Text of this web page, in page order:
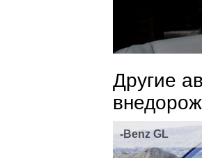
Другие
-Benz GL